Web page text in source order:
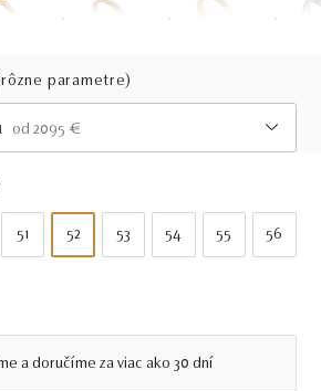
parametre)
od 2095 €
51 52 53 54 55 56
a doručíme za viac ako 30 dní